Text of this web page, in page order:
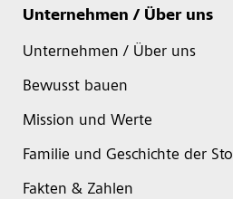
Unternehmen / Über uns
Unternehmen / Über uns
Bewusst bauen
Mission und Werte
Familie und Geschichte der Sto
Fakten & Zahlen